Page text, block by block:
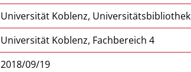
Universität Koblenz, Universitätsbibliothek
Universität Koblenz, Fachbereich 4
2018/09/19